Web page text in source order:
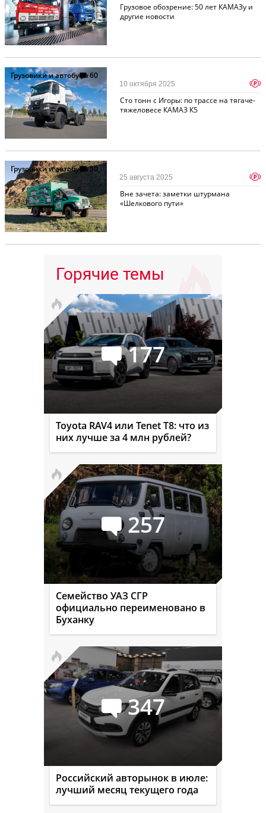
Грузовое обозрение: 50 лет КАМАЗу и
другие новости
Грузовики и автобусы60
Сто тонн с Игоры: по трассе на тягаче-
тяжеловесе КАМАЗ К5
10 октября 2025 p
Грузовики и автобусы50
Вне зачета: заметки штурмана
«Шелкового пути»
25 августа 2025 p
Горячие темы
177
Toyota RAV4 или Tenet T8: что из
них лучше за 4 млн рублей?
257
Семейство УАЗ СГР
официально переименовано в
Буханку
347
Российский авторынок в июле:
лучший месяц текущего года